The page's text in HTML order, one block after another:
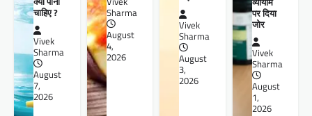
चाहिए ?
Vivek
Sharma
August
7,
2026
Sharma
August
4,
2026
Vivek
Sharma
August
3,
2026
पर दिया
जोर
Vivek
Sharma
August
1,
2026